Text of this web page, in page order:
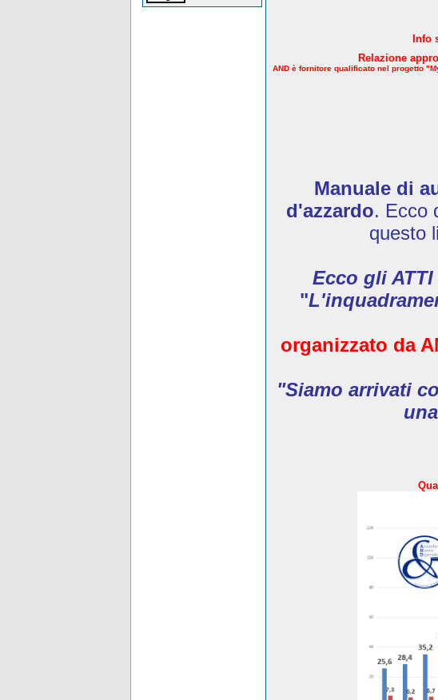
Info
Relazione
AND è fornitore qualificato nel progetto
Manuale di
d'azzardo. Ecco
questo
Ecco gli
"
organizzato da
"Siamo arrivati